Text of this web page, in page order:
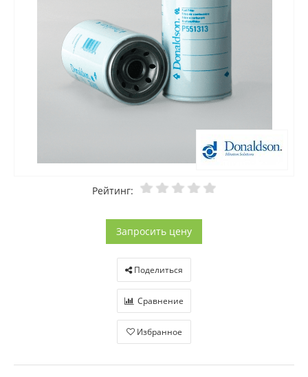
Рейтинг:
Запросить цену
Поделиться
Сравнение
Избранное